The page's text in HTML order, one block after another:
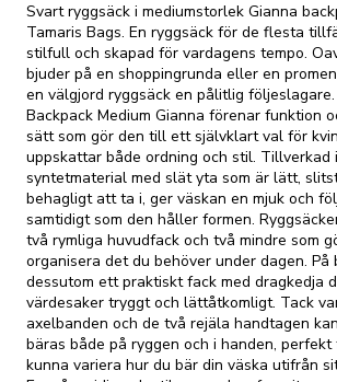
Svart ryggsäck i mediumstorlek Gianna
Tamaris Bags. En ryggsäck för de flesta
stilfull och skapad för vardagens tempo.
bjuder på en shoppingrunda eller en
en välgjord ryggsäck en pålitlig
Backpack Medium Gianna förenar funktion
sätt som gör den till ett självklart val för
uppskattar både ordning och stil.
syntetmaterial med slät yta som är lätt,
behagligt att ta i, ger väskan en mjuk och
samtidigt som den håller formen.
två rymliga huvudfack och två mindre som
organisera det du behöver under dagen. På
dessutom ett praktiskt fack med dragkedja
värdesaker tryggt och lättåtkomligt. Tack
axelbanden och de två rejäla handtagen
bäras både på ryggen och i handen,
kunna variera hur du bär din väska utifrån